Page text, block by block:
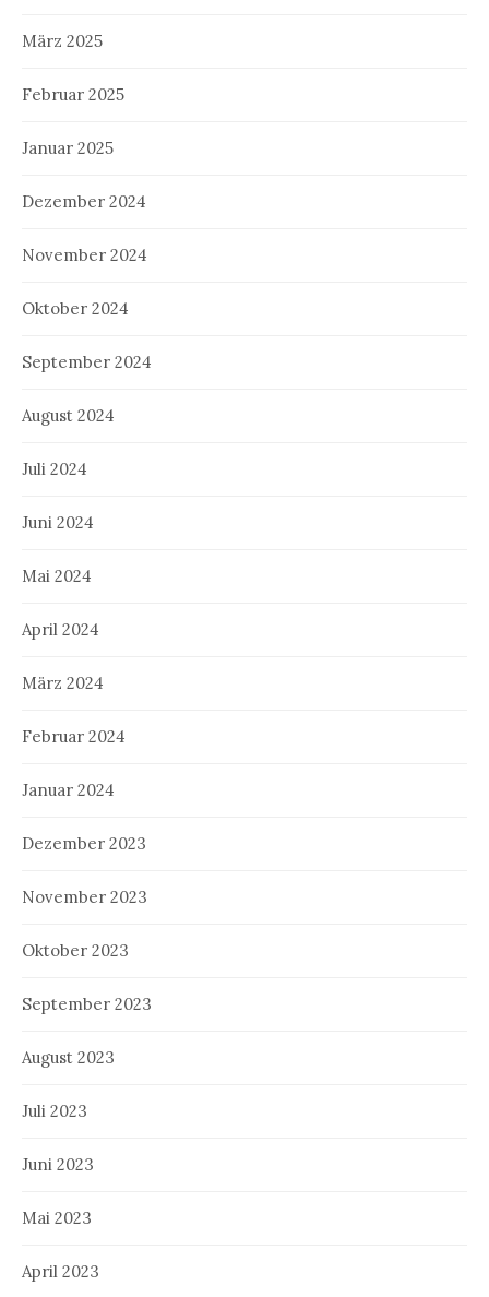
März 2025
Februar 2025
Januar 2025
Dezember 2024
November 2024
Oktober 2024
September 2024
August 2024
Juli 2024
Juni 2024
Mai 2024
April 2024
März 2024
Februar 2024
Januar 2024
Dezember 2023
November 2023
Oktober 2023
September 2023
August 2023
Juli 2023
Juni 2023
Mai 2023
April 2023